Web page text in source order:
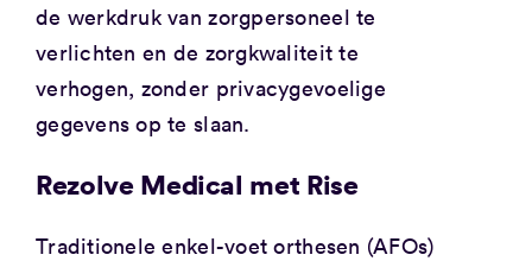
de werkdruk van zorgpersoneel te
verlichten en de zorgkwaliteit te
verhogen, zonder privacygevoelige
gegevens op te slaan.
Rezolve Medical met Rise
Traditionele enkel-voet orthesen (AFOs)